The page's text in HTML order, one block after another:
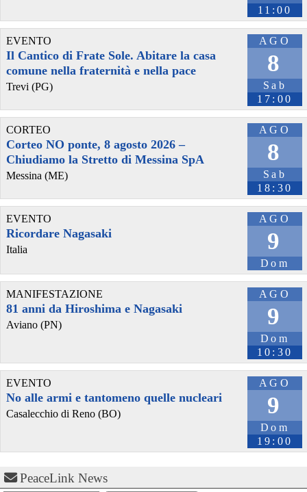
11:00
AGO
8
Sab
17:00
EVENTO
Il Cantico di Frate Sole. Abitare la casa
comune nella fraternità e nella pace
Trevi (PG)
AGO
8
Sab
18:30
CORTEO
Corteo NO ponte, 8 agosto 2026 –
Chiudiamo la Stretto di Messina SpA
Messina (ME)
AGO
9
Dom
EVENTO
Ricordare Nagasaki
Italia
AGO
9
Dom
10:30
MANIFESTAZIONE
81 anni da Hiroshima e Nagasaki
Aviano (PN)
AGO
9
Dom
19:00
EVENTO
No alle armi e tantomeno quelle nucleari
Casalecchio di Reno (BO)
PeaceLink News